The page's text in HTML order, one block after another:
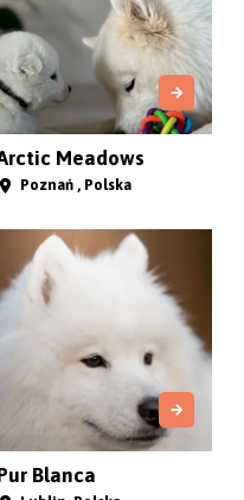
Lovely Fluffy Smile
(FCI...
Crazy Yed FCI